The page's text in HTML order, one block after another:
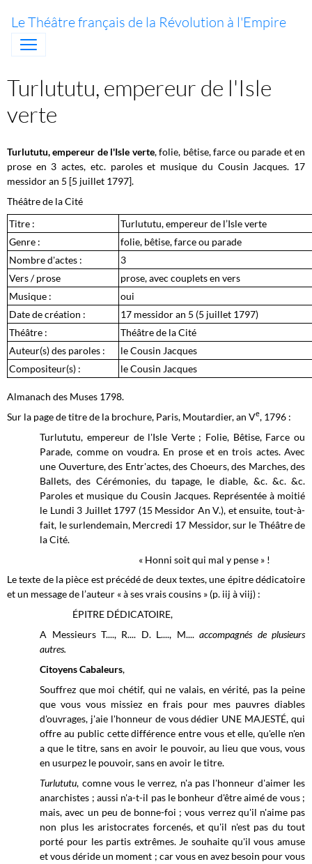
Le Théâtre français de la Révolution à l'Empire
Turlututu, empereur de l'Isle
verte
Turlututu, empereur de l'Isle verte, folie, bêtise, farce ou parade et en
prose en 3 actes, etc. paroles et musique du Cousin Jacques. 17
messidor an 5 [5 juillet 1797].
Théâtre de la Cité
Titre :
Turlututu, empereur de l’Isle verte
Genre :
folie, bêtise, farce ou parade
Nombre d'actes :
3
Vers / prose
prose, avec couplets en vers
Musique :
oui
Date de création :
17 messidor an 5 (5 juillet 1797)
Théâtre :
Théâtre de la Cité
Auteur(s) des paroles :
le Cousin Jacques
Compositeur(s) :
le Cousin Jacques
Almanach des Muses 1798.
Sur la page de titre de la brochure, Paris, Moutardier, an Ve, 1796 :
Turlututu, empereur de l'Isle Verte ; Folie, Bêtise, Farce ou
Parade, comme on voudra. En prose et en trois actes. Avec
une Ouverture, des Entr'actes, des Choeurs, des Marches, des
Ballets, des Cérémonies, du tapage, le diable, &c. &c. &c.
Paroles et musique du Cousin Jacques. Représentée à moitié
le Lundi 3 Juillet 1797 (15 Messidor An V.), et ensuite, tout-à-
fait, le surlendemain, Mercredi 17 Messidor, sur le Théâtre de
la Cité.
« Honni soit qui mal y pense » !
Le texte de la pièce est précédé de deux textes, une épitre dédicatoire
et un message de l’auteur « à ses vrais cousins » (p. iij à viij) :
ÉPITRE DÉDICATOIRE,
A Messieurs T...., R.... D. L...., M....accompagnés de plusieurs
autres.
CitoyensCabaleurs,
Souffrez que moi chétif, qui ne valais, en vérité, pas la peine
que vous vous missiez en frais pour mes pauvres diables
d'ouvrages, j'aie l'honneur de vous dédier UNE MAJESTÉ, qui
offre au public cette différence entre vous et elle, qu'elle n'en
a que le titre, sans en avoir le pouvoir, au lieu que vous, vous
en usurpez le pouvoir, sans en avoir le titre.
Turlututu, comne vous le verrez, n'a pas l'honneur d'aimer les
anarchistes ; aussi n'a-t-il pas le bonheur d'être aimé de vous ;
mais, avec un peu de bonne-foi ; vous verrez qu'il n'aime pas
non plus les aristocrates forcenés, et qu'il n'est pas du tout
porté pour les partis extrêmes. Je souhaite qu'il vous amuse
et vous déride un moment ; car vous en avez besoin pour vous